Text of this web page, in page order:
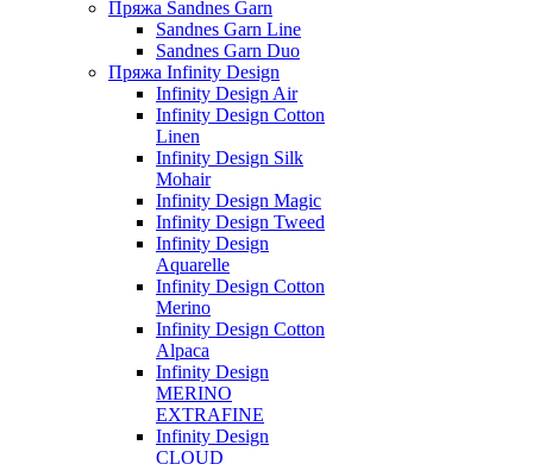
Пряжа Sandnes Garn
Sandnes Garn Line
Sandnes Garn Duo
Пряжа Infinity Design
Infinity Design Air
Infinity Design Cotton
Linen
Infinity Design Silk
Mohair
Infinity Design Magic
Infinity Design Tweed
Infinity Design
Aquarelle
Infinity Design Cotton
Merino
Infinity Design Cotton
Alpaca
Infinity Design
MERINO
EXTRAFINE
Infinity Design
CLOUD